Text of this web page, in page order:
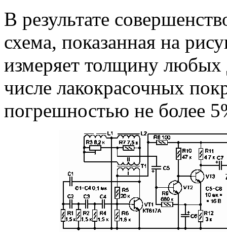
В результате
схема, показанная на
измеряет толщину любых
числе лакокрасочных
погрешностью не более